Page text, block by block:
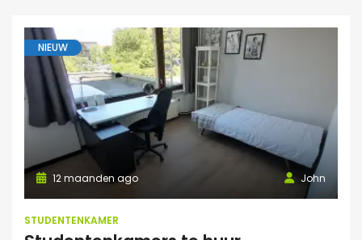
NIEUW
John
12 maanden ago
STUDENTENKAMER